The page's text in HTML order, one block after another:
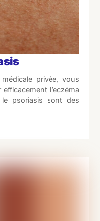
privée, vous
l’eczéma
le psoriasis sont des